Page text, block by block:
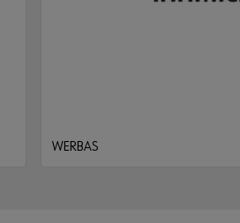
WERBAS